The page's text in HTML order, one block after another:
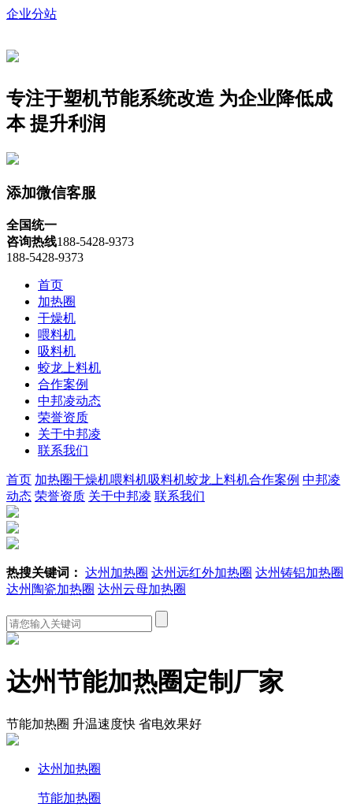
企业分站
专注于塑机节能系统改造 为企业降低成
本 提升利润
添加微信客服
全国统一
咨询热线188-5428-9373
188-5428-9373
首页
加热圈
干燥机
喂料机
吸料机
蛟龙上料机
合作案例
中邦凌动态
荣誉资质
关于中邦凌
联系我们
首页 加热圈干燥机喂料机吸料机蛟龙上料机合作案例 中邦凌
动态 荣誉资质 关于中邦凌 联系我们
热搜关键词： 达州加热圈 达州远红外加热圈 达州铸铝加热圈
达州陶瓷加热圈 达州云母加热圈
达州节能加热圈定制厂家
节能加热圈 升温速度快 省电效果好
达州加热圈
节能加热圈